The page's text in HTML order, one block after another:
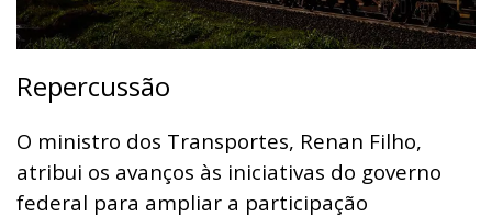
Repercussão
O ministro dos Transportes, Renan Filho,
atribui os avanços às iniciativas do governo
federal para ampliar a participação